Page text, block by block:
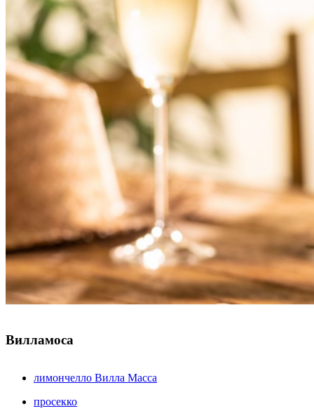
Вилламоса
лимончелло Вилла Масса
просекко